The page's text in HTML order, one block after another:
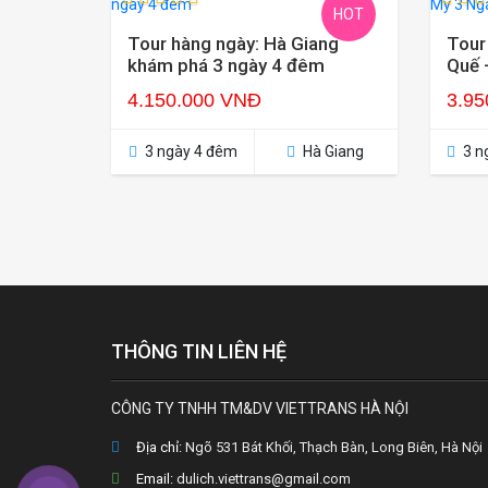
HOT
Tour hàng ngày: Hà Giang
khám phá 3 ngày 4 đêm
4.150.000 VNĐ
3 ngày 4 đêm Hà Giang
Quế
3
THÔNG TIN LIÊN HỆ
CÔNG TY TNHH TM&DV VIETTRANS HÀ NỘI
Địa chỉ: Ngõ 531 Bát Khối, Thạch Bàn, Long Biên, Hà Nội
Email: dulich.viettrans@gmail.com